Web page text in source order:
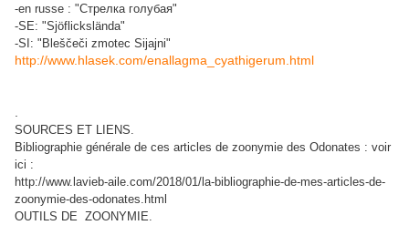
-en russe : "Стрелка голубая"
-SE: "Sjöflickslända"
-SI: "Bleščeči zmotec Sijajni"
http://www.hlasek.com/enallagma_cyathigerum.html
SOURCES ET LIENS.
Bibliographie générale de ces articles de zoonymie des Odonates : voir
ici :
http://www.lavieb-aile.com/2018/01/la-bibliographie-de-mes-articles-de-
zoonymie-des-odonates.html
OUTILS DE ZOONYMIE.